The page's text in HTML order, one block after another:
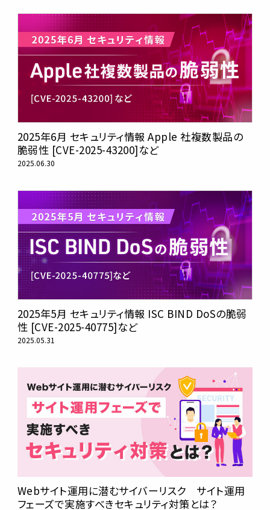
2025年6月 セキュリティ情報 Apple 社複数製品の
脆弱性 [CVE-2025-43200]など
2025.06.30
2025年5月 セキュリティ情報 ISC BIND DoSの脆弱
性 [CVE-2025-40775]など
2025.05.31
Webサイト運用に潜むサイバーリスク サイト運用
フェーズで実施すべきセキュリティ対策とは？